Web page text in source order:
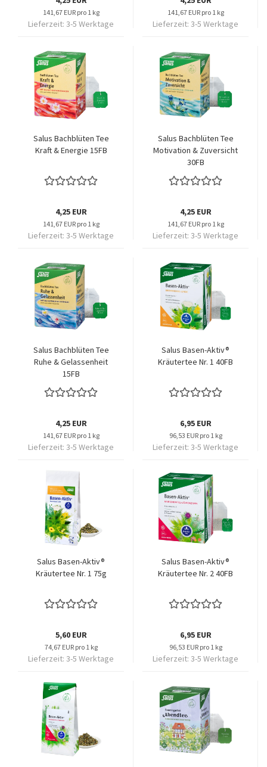
141,67 EUR pro 1 kg
Lieferzeit: 3-5 Werktage
141,67 EUR pro 1 kg
Lieferzeit: 3-5 Werktage
Salus Bachblüten Tee
Kraft & Energie 15FB
4,25 EUR
141,67 EUR pro 1 kg
Lieferzeit: 3-5 Werktage
Salus Bachblüten Tee
Motivation & Zuversicht
30FB
4,25 EUR
141,67 EUR pro 1 kg
Lieferzeit: 3-5 Werktage
Salus Bachblüten Tee
Ruhe & Gelassenheit
15FB
4,25 EUR
141,67 EUR pro 1 kg
Lieferzeit: 3-5 Werktage
Salus Basen-Aktiv®
Kräutertee Nr. 1 40FB
6,95 EUR
96,53 EUR pro 1 kg
Lieferzeit: 3-5 Werktage
Salus Basen-Aktiv®
Kräutertee Nr. 1 75g
5,60 EUR
74,67 EUR pro 1 kg
Lieferzeit: 3-5 Werktage
Salus Basen-Aktiv®
Kräutertee Nr. 2 40FB
6,95 EUR
96,53 EUR pro 1 kg
Lieferzeit: 3-5 Werktage